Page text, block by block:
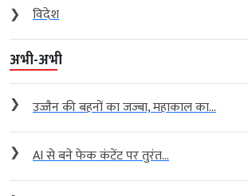
❯
विदेश
अभी-अभी
❯ उज्जैन की बहनों का जज्बा, महाकाल का...
❯ AI से बने फेक कंटेंट पर तुरंत...